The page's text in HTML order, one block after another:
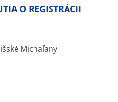
O REGISTRÁCII
Michaľany